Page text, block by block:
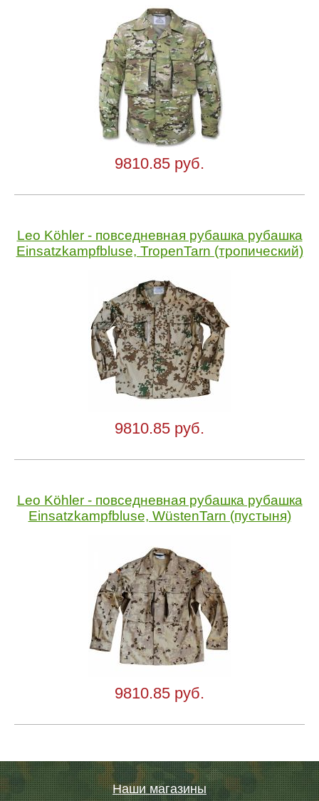
9810.85 руб.
Leo Köhler - повседневная рубашка рубашка
Einsatzkampfbluse, TropenTarn (тропический)
9810.85 руб.
Leo Köhler - повседневная рубашка рубашка
Einsatzkampfbluse, WüstenTarn (пустыня)
9810.85 руб.
Наши магазины